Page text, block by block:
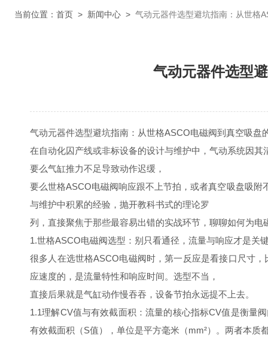
当前位置： 首页 > 新闻中心 > 气动元器件选型避坑指南：从世格
气动元器件选型
气动元器件选型避坑指南：从世格ASCO电磁阀到真空吸盘
在自动化囚产线或非标设备的设计与维护中，气动系统因
要么气缸推力不足导致动作迟缓，
要么世格ASCO电磁阀响应跟不上节拍，或者真空吸盘吸
与维护中积累的经验，抛开教科书式的理论罗
列，直接聚焦于那些最容易出错的实战环节，聊聊如何为
1.世格ASCO电磁阀选型：别只看通径，流量与响应才是关
很多人在选世格ASCO电磁阀时，第一反应是看接口尺寸
应速度的，是流量特性和响应时间。选型不当，
直接后果就是气缸动作慢吞吞，设备节拍永远提不上去。
1.1理解CV值与有效截面积：流量的核心指标CV值是衡量
有效截面积（S值），单位是平方毫米（mm²）。两者本质